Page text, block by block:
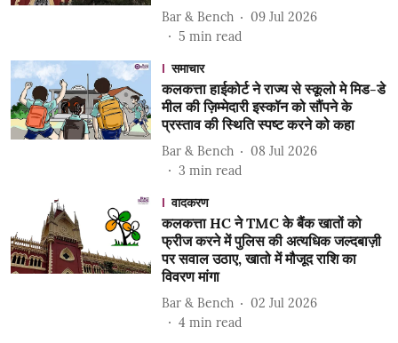
Bar & Bench
09 Jul 2026
5 min read
समाचार
कलकत्ता हाईकोर्ट ने राज्य से स्कूलो मे मिड-डे
मील की ज़िम्मेदारी इस्कॉन को सौंपने के
प्रस्ताव की स्थिति स्पष्ट करने को कहा
Bar & Bench
08 Jul 2026
3 min read
वादकरण
कलकत्ता HC ने TMC के बैंक खातों को
फ्रीज करने में पुलिस की अत्यधिक जल्दबाज़ी
पर सवाल उठाए, खातो में मौजूद राशि का
विवरण मांगा
Bar & Bench
02 Jul 2026
4 min read